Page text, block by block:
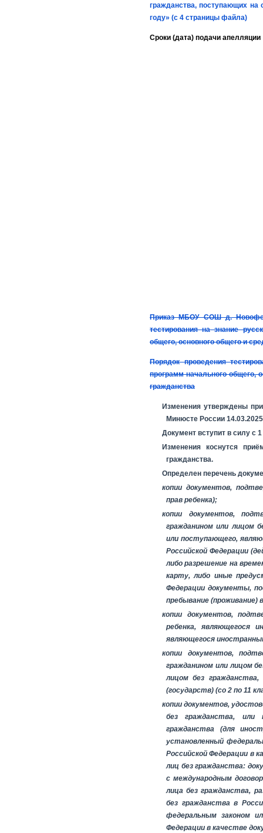
гражданства, поступающих на
году» (с 4 страницы файла)
Сроки (дата) подачи апелляции
Приказ МБОУ СОШ д.
тестирования на знание
общего, основного общего и
Порядок проведения
программ начального общего,
гражданства
Изменения утверждены
Минюсте России
Документ вступит в силу с
Изменения коснутся
гражданства.
Определен перечень
копии документов,
прав ребенка);
копии документов,
гражданином или лицом
или поступающего,
Российской Федерации
либо разрешение на
карту, либо иные
Федерации документы,
пребывание (проживание)
копии документов,
ребенка, являющегося
являющегося
копии документов,
гражданином или лицом
лицом без гражданства,
(государств) (со 2 по 11
копии документов,
без гражданства, или
гражданства (для
установленный
Российской Федерации в
лиц без гражданства:
с международным
лица без гражданства,
без гражданства в
федеральным законом
Федерации в качестве